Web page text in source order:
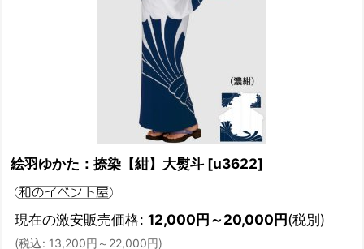
絵羽ゆかた：捺染【紺】大熨斗 [u3622]
現在の激安販売価格: 12,000円～20,000円(税別)
(税込: 13,200円 ～22,000円)